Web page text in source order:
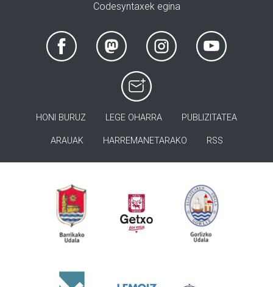
Codesyntaxek egina
HONI BURUZ LEGE OHARRA PUBLIZITATEA
ARAUAK HARREMANETARAKO RSS